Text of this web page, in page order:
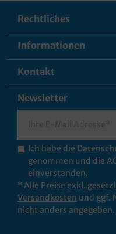
Rechtliches
Informationen
Kontakt
Newsletter
Ich habe die
genommen und die
einverstanden.
* Alle Preise exkl.
Versandkosten und ggf.
nicht anders angegeben.